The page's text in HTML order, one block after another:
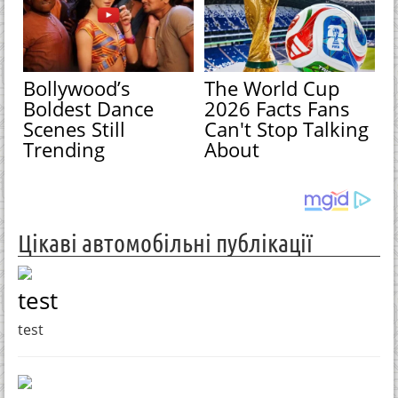
Bollywood’s
Boldest Dance
Scenes Still
Trending
The World Cup
2026 Facts Fans
Can't Stop Talking
About
Цікаві автомобільні публікації
test
test